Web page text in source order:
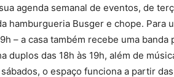
agenda semanal de eventos, de
hamburgueria Busger e chope.
– a casa também recebe uma
duplos das 18h às 19h, além de
o espaço funciona a partir